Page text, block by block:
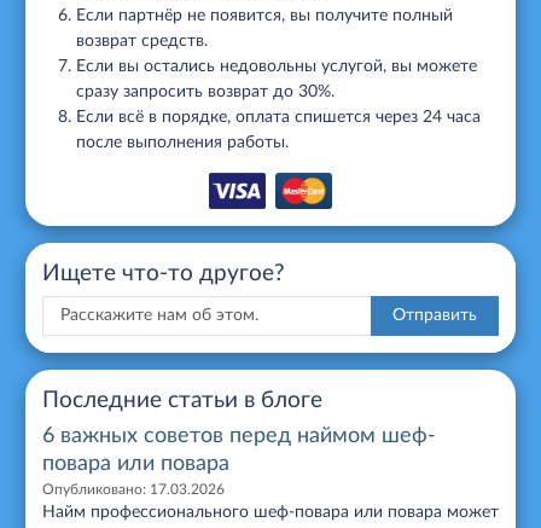
Если партнёр не появится, вы получите полный
возврат средств.
Если вы остались недовольны услугой, вы можете
сразу запросить возврат до 30%.
Если всё в порядке, оплата спишется через 24 часа
после выполнения работы.
Ищете что-то другое?
Отправить
Последние статьи в блоге
6 важных советов перед наймом шеф-
повара или повара
Опубликовано: 17.03.2026
Найм профессионального шеф-повара или повара может